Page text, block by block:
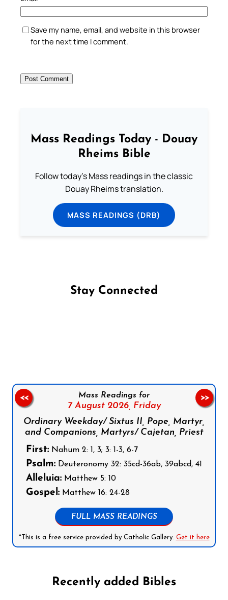
Save my name, email, and website in this browser
for the next time I comment.
Mass Readings Today - Douay
Rheims Bible
Follow today's Mass readings in the classic
Douay Rheims translation.
MASS READINGS (DRB)
Stay Connected
Mass Readings for
7 August 2026, Friday
Ordinary Weekday/ Sixtus II, Pope, Martyr,
and Companions, Martyrs/ Cajetan, Priest
First: Nahum 2: 1, 3; 3: 1-3, 6-7
Psalm: Deuteronomy 32: 35cd-36ab, 39abcd, 41
Alleluia: Matthew 5: 10
Gospel: Matthew 16: 24-28
FULL MASS READINGS
*This is a free service provided by Catholic Gallery. Get it here
<< >>
Recently added Bibles